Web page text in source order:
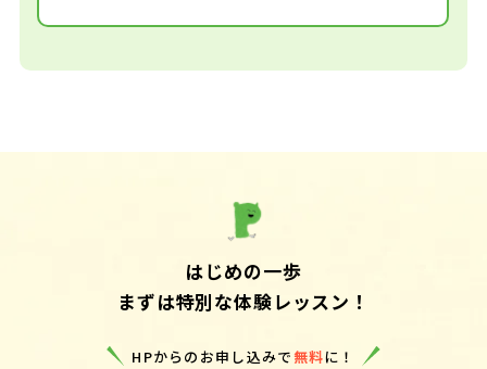
はじめの一歩
まずは特別な体験レッスン！
HPからのお申し込みで無料に！